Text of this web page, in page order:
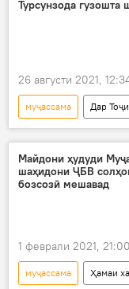
Турсунзода гузошта
26 августи 2021,
муҷассама Дар
Мирзо Турсунзода
Майдони ҳудуди
шаҳидони ҶБВ
бозсозӣ мешавад
1 феврали 2021, 21:00
муҷассама
Ҳамаи